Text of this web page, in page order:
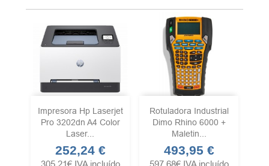
Impresora Hp Laserjet
Pro 3202dn A4 Color
Laser...
Precio
252,24 €
305,21€ IVA incluído
Rotuladora Industrial
Dimo Rhino 6000 +
Maletin...
Precio
493,95 €
597,68€ IVA incluído